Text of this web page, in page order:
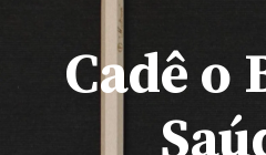
Cadê o